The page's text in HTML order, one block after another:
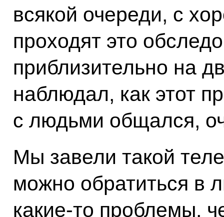
всякой очереди, с
проходят это
приблизительно на
наблюдал, как этот
с людьми общался,
Мы завели такой
можно обратиться в
какие-то проблемы,